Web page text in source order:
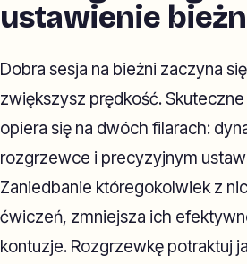
ustawienie
Dobra sesja na bieżni zaczyna
zwiększysz prędkość.
opiera się na dwóch filarach:
rozgrzewce i precyzyjnym
Zaniedbanie któregokolwiek z
ćwiczeń, zmniejsza ich
kontuzje. Rozgrzewkę potraktuj